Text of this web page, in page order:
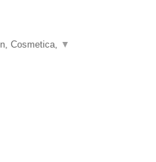
Cosmetica, ▼